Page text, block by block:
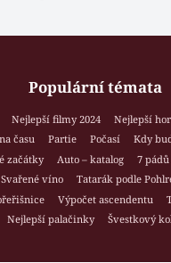
Populární témata
Nejlepší filmy 2024 Nejlepší
času
Partie Počasí
Kdy
začátky
Auto – katalog
7
Svařené víno Tatarák podle
Výpočet ascendentu
Nejlepší palačinky
Švestkový